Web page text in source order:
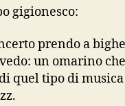
gigionesco:
prendo a
un omarino
quel tipo di